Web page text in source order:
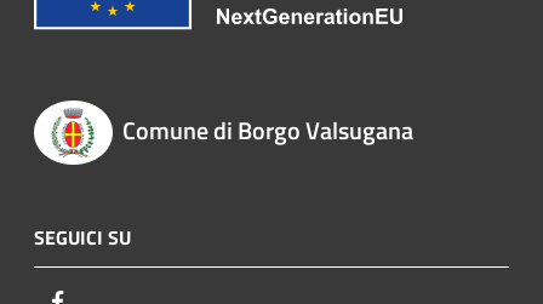
Comune di Borgo Valsugana
SEGUICI SU